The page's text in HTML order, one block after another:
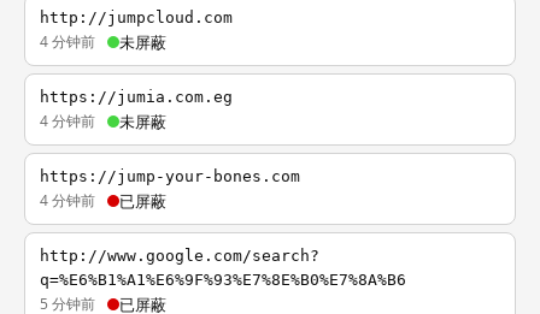
http://jumpcloud.com
4 分钟前 未屏蔽
https://jumia.com.eg
4 分钟前 未屏蔽
https://jump-your-bones.com
4 分钟前 已屏蔽
http://www.google.com/search?
q=%E6%B1%A1%E6%9F%93%E7%8E%B0%E7%8A%B6
5 分钟前 已屏蔽